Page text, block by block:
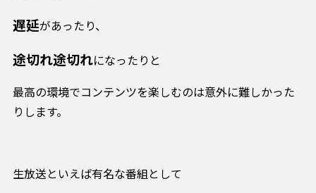
遅延があったり、
途切れ途切れになったりと
最高の環境でコンテンツを楽しむのは意外に難しかった
りします。
生放送といえば有名な番組として